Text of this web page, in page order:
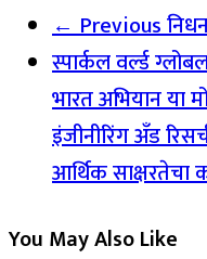
← Previous
स्पार्कल वर्ल्ड
भारत अभियान
इंजीनीरिंग अँड
आर्थिक साक्षरतेचा
You May Also Like